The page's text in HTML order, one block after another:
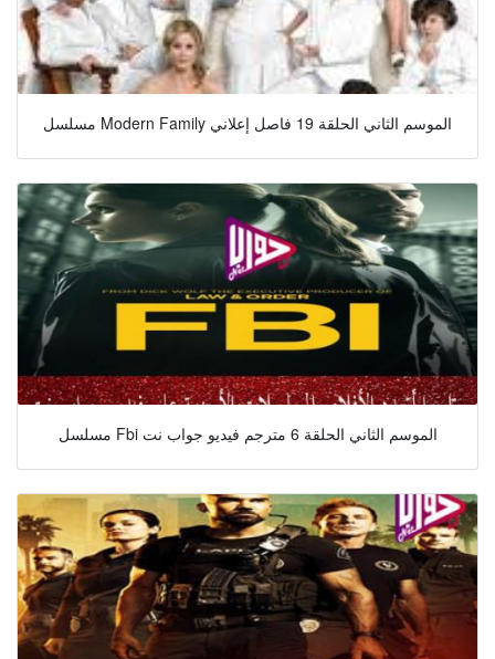
مسلسل Modern Family الموسم الثاني الحلقة 19 فاصل إعلاني
مسلسل Fbi الموسم الثاني الحلقة 6 مترجم فيديو جواب نت